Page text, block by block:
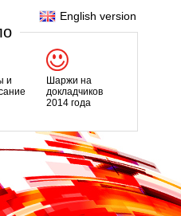
English version
и
Шаржи на
докладчиков
2014 года